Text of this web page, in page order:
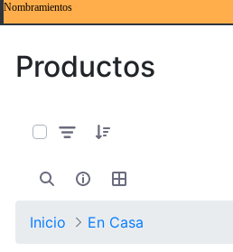
Nombramientos
Productos
Inicio En Casa